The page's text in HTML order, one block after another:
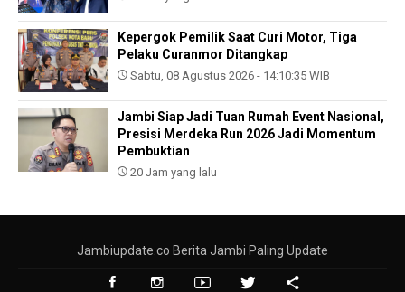
Kepergok Pemilik Saat Curi Motor, Tiga
Pelaku Curanmor Ditangkap
Sabtu, 08 Agustus 2026 - 14:10:35 WIB
Jambi Siap Jadi Tuan Rumah Event Nasional,
Presisi Merdeka Run 2026 Jadi Momentum
Pembuktian
20 Jam yang lalu
Jambiupdate.co Berita Jambi Paling Update